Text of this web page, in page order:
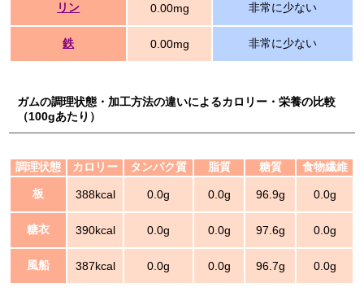
リン 0.00mg 非常に少ない
鉄 0.00mg 非常に少ない
ガムの調理状態・加工方法の違いによるカロリー・栄養の比較
（100gあたり）
調理状態 カロリー タンパク質 脂質 糖質 食物繊維
板 388kcal 0.0g 0.0g 96.9g 0.0g
糖衣 390kcal 0.0g 0.0g 97.6g 0.0g
風船 387kcal 0.0g 0.0g 96.7g 0.0g